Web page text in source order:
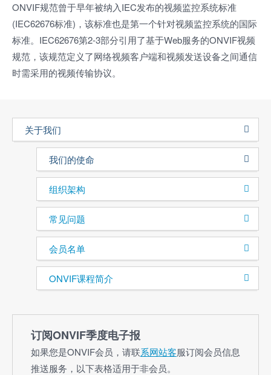
ONVIF规范曾于早年被纳入IEC发布的视频监控系统标准
(IEC62676标准)，该标准也是第一个针对视频监控系统的国际
标准。IEC62676第2-3部分引用了基于Web服务的ONVIF视频
规范 ，该规范定义了网络视频客户端和视频发送设备之间通信
时需采用的视频传输协议。
关于我们
我们的使命
组织架构
常见问题
会员名单
ONVIF课程简介
订阅ONVIF季度电子报
如果您是ONVIF会员，请联系网站客服订阅会员信息
推送服务，以下表格适用于非会员。